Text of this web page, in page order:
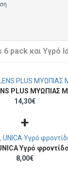
pack και Υγρό
PLUS ΜΥΩΠΙΑΣ
14,30€
+
Υγρό
8,00€